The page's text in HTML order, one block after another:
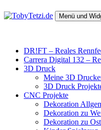
Inhalt
Menü und
DR!FT – Reales
Carrera Digital 132 –
3D Druck
Meine 3D
3D Druck
CNC Projekte
Dekoration
Dekoration zu
Dekoration zu